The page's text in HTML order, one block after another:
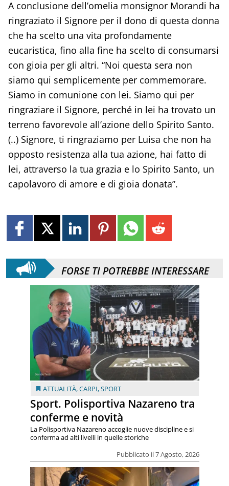
A conclusione dell’omelia monsignor Morandi ha
ringraziato il Signore per il dono di questa donna
che ha scelto una vita profondamente
eucaristica, fino alla fine ha scelto di consumarsi
con gioia per gli altri. “Noi questa sera non
siamo qui semplicemente per commemorare.
Siamo in comunione con lei. Siamo qui per
ringraziare il Signore, perché in lei ha trovato un
terreno favorevole all’azione dello Spirito Santo.
(..) Signore, ti ringraziamo per Luisa che non ha
opposto resistenza alla tua azione, hai fatto di
lei, attraverso la tua grazia e lo Spirito Santo, un
capolavoro di amore e di gioia donata”.
FORSE TI POTREBBE INTERESSARE
ATTUALITÀ,CARPI,SPORT
Sport. Polisportiva Nazareno tra
conferme e novità
Pubblicato il 7 Agosto, 2026
La Polisportiva Nazareno accoglie nuove discipline e si
conferma ad alti livelli in quelle storiche